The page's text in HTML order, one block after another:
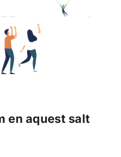
en aquest salt